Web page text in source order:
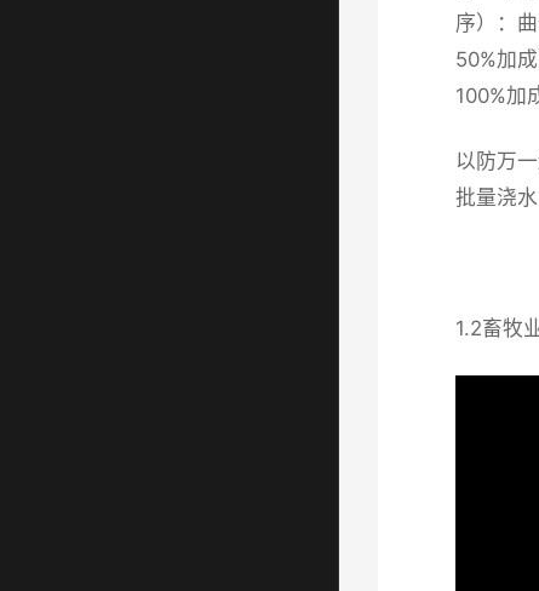
序）：
50%加
100%加
以防万
批量浇
1.2畜牧